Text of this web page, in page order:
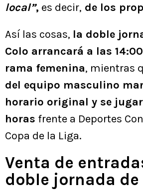
local”, es decir, de los
Así las cosas, la doble
Colo arrancará a las
rama femenina, mientras
del equipo masculino
horario original y se
horas frente a Deportes
Copa de la Liga.
Venta de
doble jornada de